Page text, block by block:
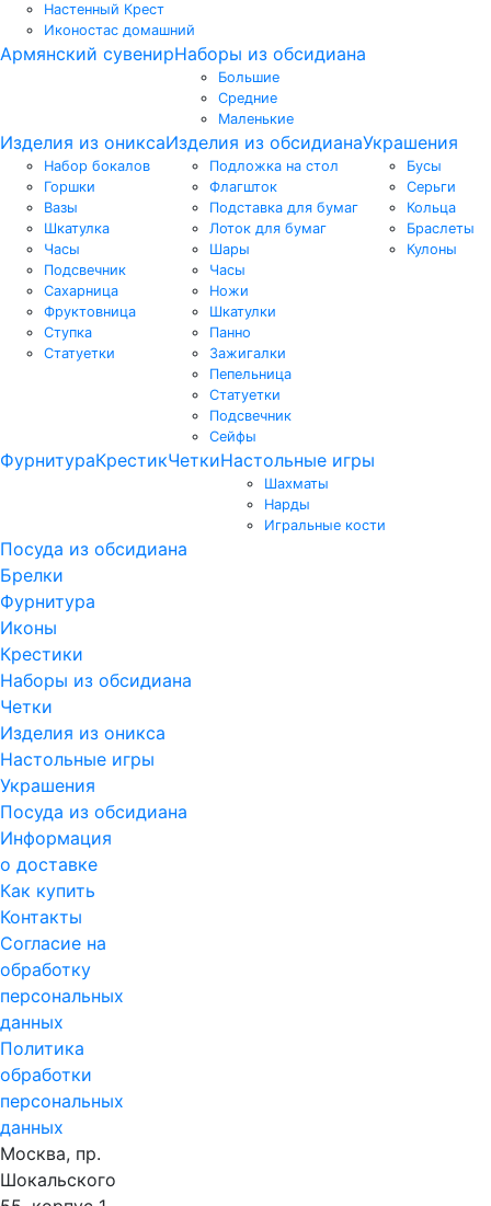
Настенный Крест
Иконостас домашний
Армянский сувенирНаборы из обсидиана
Большие
Средние
Маленькие
Изделия из оникса
Набор бокалов
Горшки
Вазы
Шкатулка
Часы
Подсвечник
Сахарница
Фруктовница
Ступка
Статуетки
Изделия из обсидиана
Подложка на стол
Флагшток
Подставка для бумаг
Лоток для бумаг
Шары
Часы
Ножи
Шкатулки
Панно
Зажигалки
Пепельница
Статуетки
Подсвечник
Сейфы
Украшения
Бусы
Серьги
Кольца
Браслеты
Кулоны
ФурнитураКрестикЧеткиНастольные игры
Шахматы
Нарды
Игральные кости
Посуда из обсидиана
Брелки
Фурнитура
Иконы
Крестики
Наборы из обсидиана
Четки
Изделия из оникса
Настольные игры
Украшения
Посуда из обсидиана
Информация
о доставке
Как купить
Контакты
Согласие на
обработку
персональных
данных
Политика
обработки
персональных
данных
Москва, пр.
Шокальского